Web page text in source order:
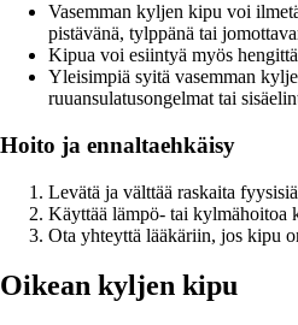
Vasemman kyljen kipu voi
pistävänä, tylppänä tai
Kipua voi esiintyä myös
Yleisimpiä syitä vasemman
ruuansulatusongelmat tai
Hoito ja ennaltaehkäisy
Levätä ja välttää raskaita
Käyttää lämpö- tai kylmähoitoa
Ota yhteyttä lääkäriin, jos kipu
Oikean kyljen kipu